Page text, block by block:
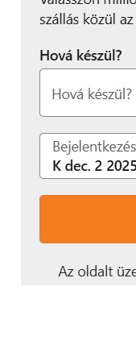
A csalások
egyébként a
esetek 27
helyen a külső
szorosan a
munkavállalók a
részt, a közép- és
10 százalékban
visszaélésekért.
hatóságok